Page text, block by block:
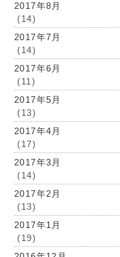
2017年8月
(14)
2017年7月
(14)
2017年6月
(11)
2017年5月
(13)
2017年4月
(17)
2017年3月
(14)
2017年2月
(13)
2017年1月
(19)